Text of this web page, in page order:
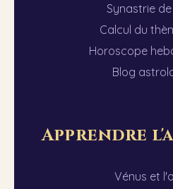
Synastrie
Calcul du
Horoscope
Blog
Apprendre
Vénus et